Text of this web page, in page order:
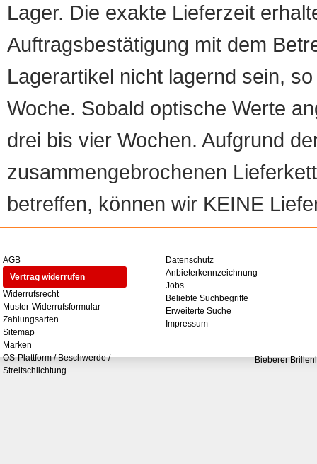
Lager. Die exakte Lieferzeit
Auftragsbestätigung mit dem
Lagerartikel nicht lagernd sein,
Woche. Sobald optische Werte
drei bis vier Wochen. Aufgrund
zusammengebrochenen
betreffen, können wir KEINE
AGB
Vertrag widerrufen
Widerrufsrecht
Muster-Widerrufsformular
Zahlungsarten
Sitemap
Marken
OS-Plattform / Beschwerde /
Streitschlichtung
Datenschutz
Anbieterkennzeichnung
Jobs
Beliebte Suchbegriffe
Erweiterte Suche
Impressum
Bieberer